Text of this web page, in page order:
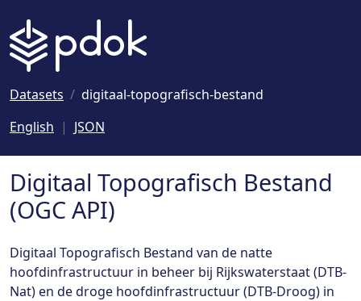
Datasets
digitaal-topografisch-bestand
English
JSON
Digitaal Topografisch Bestand
(OGC API)
Digitaal Topografisch Bestand van de natte
hoofdinfrastructuur in beheer bij Rijkswaterstaat (DTB-
Nat) en de droge hoofdinfrastructuur (DTB-Droog) in